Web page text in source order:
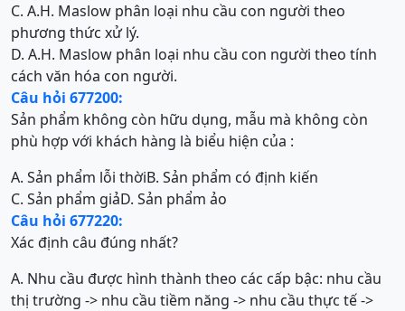
C. A.H. Maslow phân loại nhu cầu con người theo
phương thức xử lý.
D. A.H. Maslow phân loại nhu cầu con người theo tính
cách văn hóa con người.
Câu hỏi 677200:
Sản phẩm không còn hữu dụng, mẫu mà không còn
phù hợp với khách hàng là biểu hiện của :
A. Sản phẩm lỗi thờiB. Sản phẩm có định kiến
C. Sản phẩm giảD. Sản phẩm ảo
Câu hỏi 677220:
Xác định câu đúng nhất?
A. Nhu cầu được hình thành theo các cấp bậc: nhu cầu
thị trường -> nhu cầu tiềm năng -> nhu cầu thực tế ->